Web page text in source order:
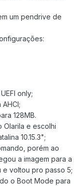
um pendrive de
only;
128MB.
Olarila e escolhi
10.15.3";
porém ao
a imagem para a
e voltou pro passo 5;
o Boot Mode para